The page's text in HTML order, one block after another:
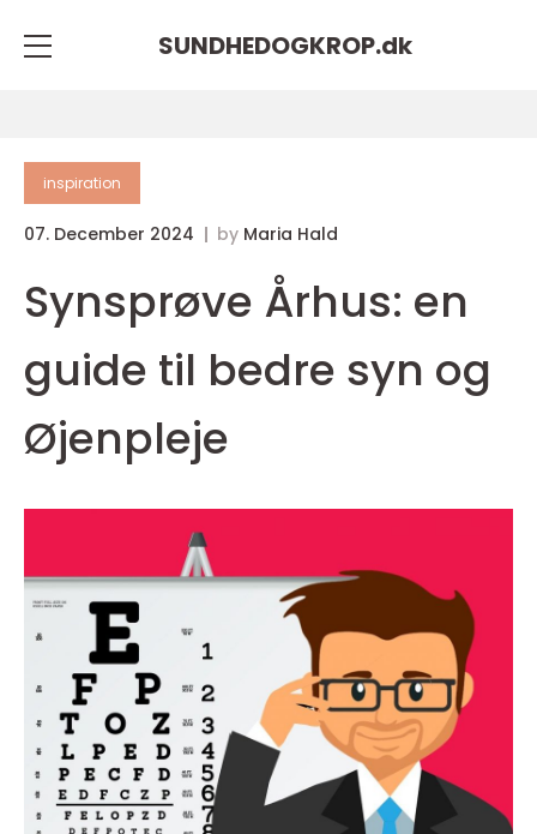
SUNDHEDOGKROP.dk
inspiration
07. December 2024 by Maria Hald
Synsprøve Århus: en
guide til bedre syn og
Øjenpleje